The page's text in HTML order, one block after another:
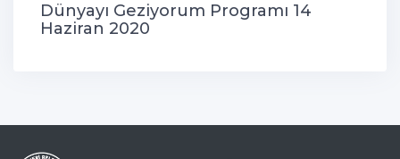
Dünyayı Geziyorum Programı 14
Haziran 2020